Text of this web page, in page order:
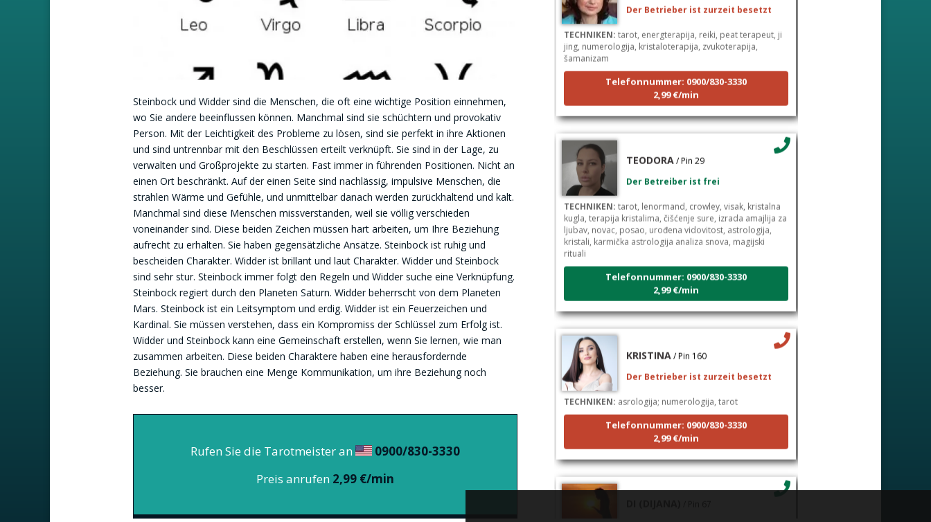
Steinbock und Widder sind die Menschen, die oft eine wichtige Position einnehmen,
wo Sie andere beeinflussen können. Manchmal sind sie schüchtern und provokativ
Person. Mit der Leichtigkeit des Probleme zu lösen, sind sie perfekt in ihre Aktionen
und sind untrennbar mit den Beschlüssen erteilt verknüpft. Sie sind in der Lage, zu
verwalten und Großprojekte zu starten. Fast immer in führenden Positionen. Nicht an
einen Ort beschränkt. Auf der einen Seite sind nachlässig, impulsive Menschen, die
strahlen Wärme und Gefühle, und unmittelbar danach werden zurückhaltend und kalt.
Manchmal sind diese Menschen missverstanden, weil sie völlig verschieden
voneinander sind. Diese beiden Zeichen müssen hart arbeiten, um Ihre Beziehung
aufrecht zu erhalten. Sie haben gegensätzliche Ansätze. Steinbock ist ruhig und
bescheiden Charakter. Widder ist brillant und laut Charakter. Widder und Steinbock
sind sehr stur. Steinbock immer folgt den Regeln und Widder suche eine Verknüpfung.
Steinbock regiert durch den Planeten Saturn. Widder beherrscht von dem Planeten
Mars. Steinbock ist ein Leitsymptom und erdig. Widder ist ein Feuerzeichen und
Kardinal. Sie müssen verstehen, dass ein Kompromiss der Schlüssel zum Erfolg ist.
Widder und Steinbock kann eine Gemeinschaft erstellen, wenn Sie lernen, wie man
zusammen arbeiten. Diese beiden Charaktere haben eine herausfordernde
Beziehung. Sie brauchen eine Menge Kommunikation, um ihre Beziehung noch
besser.
Rufen Sie die Tarotmeister an
0900/830-3330
Preis anrufen 2,99 €/min
Der Betrieber ist zurzeit besetzt
TECHNIKEN:tarot, energterapija, reiki, peat terapeut, ji
jing, numerologija, kristaloterapija, zvukoterapija,
šamanizam
Telefonnummer: 0900/830-3330
2,99 €/min
TEODORA / Pin 29
Der Betreiber ist frei
TECHNIKEN:tarot, lenormand, crowley, visak, kristalna
kugla, terapija kristalima, čišćenje sure, izrada amajlija za
ljubav, novac, posao, urođena vidovitost, astrologija,
kristali, karmička astrologija analiza snova, magijski
rituali
Telefonnummer: 0900/830-3330
2,99 €/min
KRISTINA / Pin 160
Der Betrieber ist zurzeit besetzt
TECHNIKEN:asrologija; numerologija, tarot
Telefonnummer: 0900/830-3330
2,99 €/min